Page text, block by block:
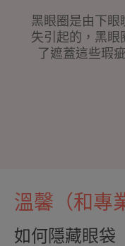
黑眼圈是由下眼
失引起的，黑眼
了遮蓋這些瑕
溫馨（和專
如何隱藏眼袋